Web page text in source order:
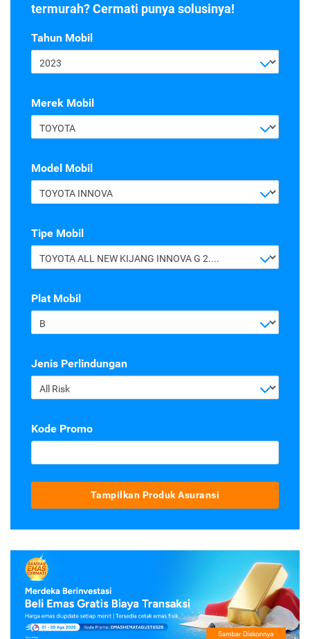
termurah? Cermati punya solusinya!
Tahun Mobil
2023
Merek Mobil
TOYOTA
Model Mobil
TOYOTA INNOVA
Tipe Mobil
TOYOTA ALL NEW KIJANG INNOVA G 2.4 A/T DIESEL
Plat Mobil
B
Jenis Perlindungan
All Risk
Kode Promo
Tampilkan Produk Asuransi